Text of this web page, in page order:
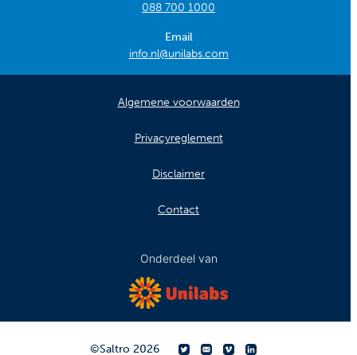
088 700 1000
Email
info.nl@unilabs.com
Algemene voorwaarden
Privacyreglement
Disclaimer
Contact
Onderdeel van
©Saltro 2026